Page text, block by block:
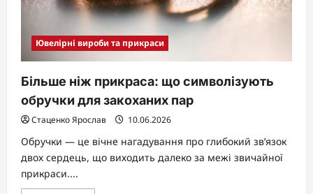
Ювелірні вироби та прикраси
Більше ніж прикраса: що символізують
обручки для закоханих пар
Стаценко Ярослав 10.06.2026
Обручки — це вічне нагадування про глибокий зв’язок
двох сердець, що виходить далеко за межі звичайної
прикраси....